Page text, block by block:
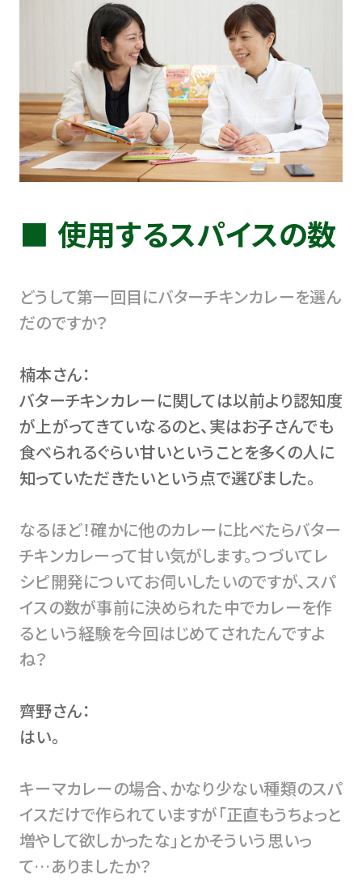
使用するスパイスの数
どうして第一回目にバターチキンカレーを選ん
だのですか？
楠本さん：
バターチキンカレーに関しては以前より認知度
が上がってきていなるのと、実はお子さんでも
食べられるぐらい甘いということを多くの人に
知っていただきたいという点で選びました。
なるほど！確かに他のカレーに比べたらバター
チキンカレーって甘い気がします。つづいてレ
シピ開発についてお伺いしたいのですが、スパ
イスの数が事前に決められた中でカレーを作
るという経験を今回はじめてされたんですよ
ね？
齊野さん：
はい。
キーマカレーの場合、かなり少ない種類のスパ
イスだけで作られていますが「正直もうちょっと
増やして欲しかったな」とかそういう思いっ
て…ありましたか？